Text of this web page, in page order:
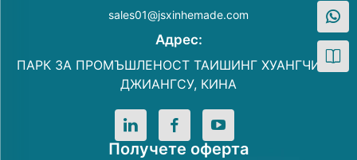
sales01@jsxinhemade.com
Адрес:
ПАРК ЗА ПРОМЪШЛЕНОСТ ТАИШИНГ ХУАНГЧИАО,
ДЖИАНГСУ, КИНА
Получете оферта